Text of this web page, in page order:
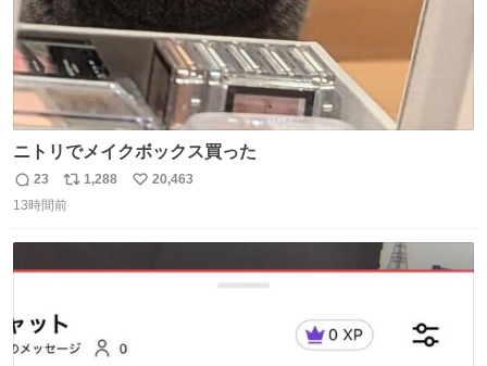
ニトリでメイクボックス買った
返
信
23
リ
ポ
1,288
い
20,463
13時間前